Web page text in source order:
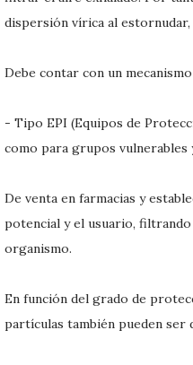
dispersión vírica al
Debe contar con un
- Tipo EPI (Equipos de
como para grupos
De venta en farmacias y
potencial y el usuario,
organismo.
En función del grado de
partículas también pueden ser